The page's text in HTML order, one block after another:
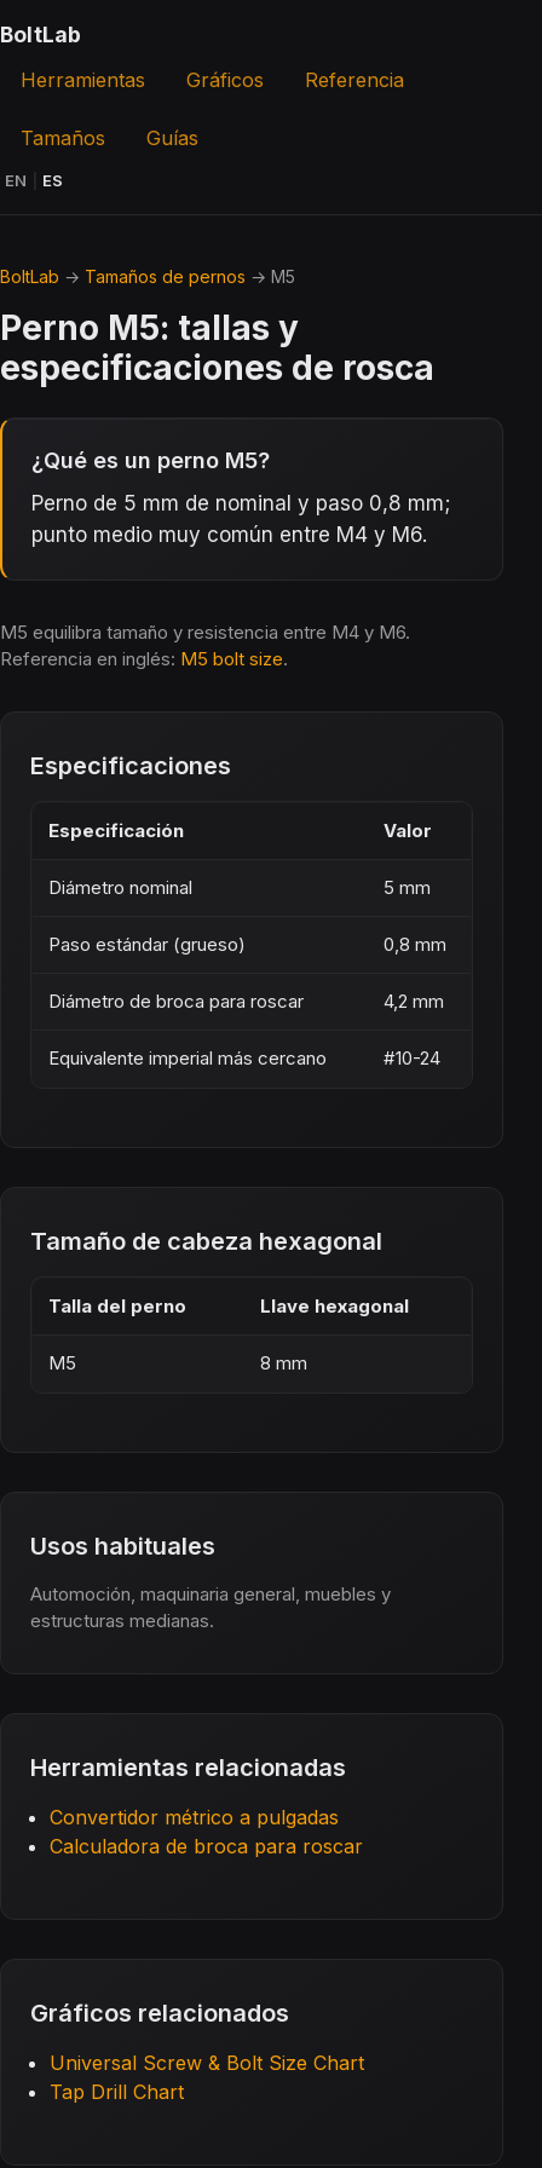
BoltLab
Herramientas Gráficos Referencia
Tamaños Guías
EN ES
BoltLab → Tamaños de pernos → M5
Perno M5: tallas y
especificaciones de rosca
¿Qué es un perno M5?
Perno de 5 mm de nominal y paso 0,8 mm;
punto medio muy común entre M4 y M6.
M5 equilibra tamaño y resistencia entre M4 y M6.
Referencia en inglés: M5 bolt size.
Especificaciones
Especificación Valor
Diámetro nominal 5 mm
Paso estándar (grueso) 0,8 mm
Diámetro de broca para roscar 4,2 mm
Equivalente imperial más cercano #10-24
Tamaño de cabeza hexagonal
Talla del perno Llave hexagonal
M5 8 mm
Usos habituales
Automoción, maquinaria general, muebles y
estructuras medianas.
Herramientas relacionadas
Convertidor métrico a pulgadas
Calculadora de broca para roscar
Gráficos relacionados
Universal Screw & Bolt Size Chart
Tap Drill Chart